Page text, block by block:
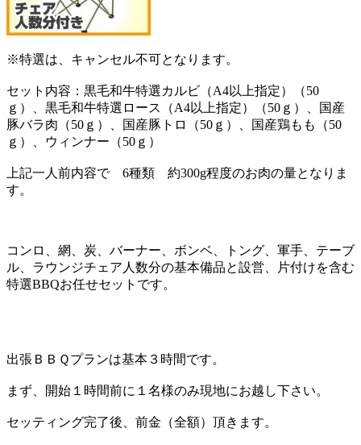
※特選は、キャンセル不可となります。
セット内容：黒毛和牛特選カルビ（A4以上指定）（50
ｇ）、黒毛和牛特選ロース（A4以上指定）（50ｇ）、国産
豚バラ肉（50ｇ）、国産豚トロ（50ｇ）、国産鶏もも（50
ｇ）、ウィンナー（50ｇ）
上記一人前内容で 6種類 約300g程度のお肉の量となりま
す。
コンロ、網、炭、バーナー、ボンベ、トング、軍手、テーブ
ル、ラウンジチェア人数分の基本備品と設営、片付けを含む
特選BBQお任せセットです。
出張ＢＢＱプランは基本３時間です。
まず、開始１時間前に１名様のみ現地にお越し下さい。
セッティング完了後、前金（全額）頂きます。